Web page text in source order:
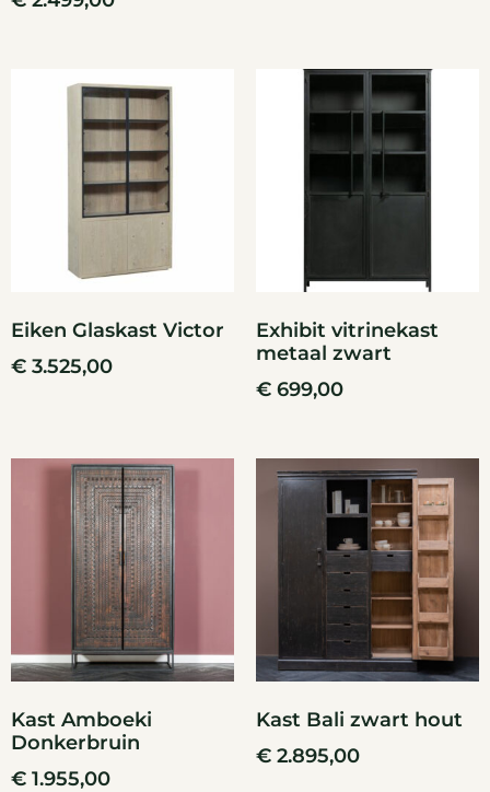
Eiken Glaskast Victor
€ 3.525,00
Exhibit vitrinekast
metaal zwart
€ 699,00
Kast Amboeki
Donkerbruin
€ 1.955,00
Kast Bali zwart hout
€ 2.895,00